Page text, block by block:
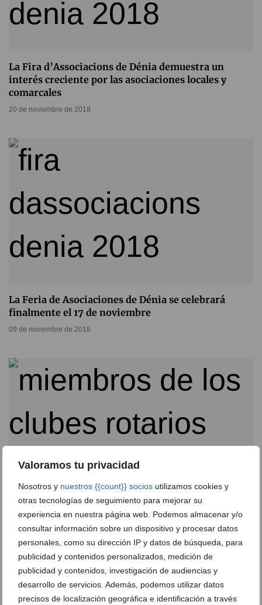
Valoramos tu privacidad
Nosotros y nuestros {{count}} socios utilizamos cookies y
otras tecnologías de seguimiento para mejorar su
experiencia en nuestra página web. Podemos almacenar y/o
consultar información sobre un dispositivo y procesar datos
personales, como su dirección IP y datos de búsqueda, para
publicidad y contenidos personalizados, medición de
publicidad y contenidos, investigación de audiencias y
desarrollo de servicios. Además, podemos utilizar datos
precisos de localización geográfica e identificación a través
La Fira d’Associacions de Dénia demuestra un
interés creciente por las asociaciones locales y
comarcales
20 de noviembre de 2018
La Feria de Asociaciones de Dénia se celebrará
finalmente el 17 de noviembre
09 de noviembre de 2018
Máximo apoyo de los clubes Rotarios de la Marina
Alta en el ‘Día Mundial de la lucha contra la Polio’
24 de octubre de 2018